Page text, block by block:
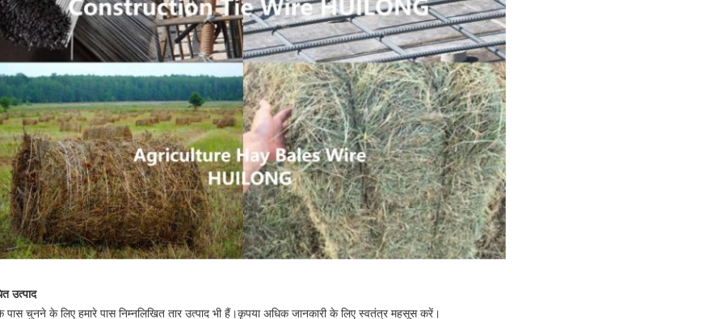
उत्पाद
चुनने के लिए हमारे पास निम्नलिखित तार उत्पाद भी हैं।कृपया अधिक जानकारी के लिए स्वतंत्र महसूस करें।